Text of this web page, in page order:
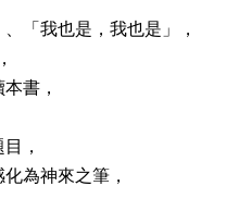
「我也是，我也是」，
書，
，
為神來之筆，